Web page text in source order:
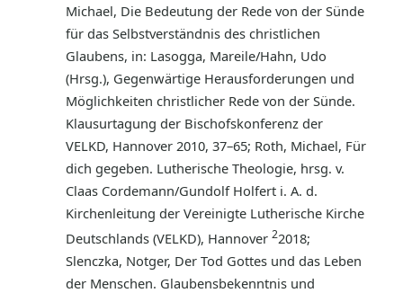
Michael, Die Bedeutung der Rede von der Sünde
für das Selbstverständnis des christlichen
Glaubens, in: Lasogga, Mareile/Hahn, Udo
(Hrsg.), Gegenwärtige Herausforderungen und
Möglichkeiten christlicher Rede von der Sünde.
Klausurtagung der Bischofskonferenz der
VELKD, Hannover 2010, 37–65; Roth, Michael, Für
dich gegeben. Lutherische Theologie, hrsg. v.
Claas Cordemann/Gundolf Holfert i. A. d.
Kirchenleitung der Vereinigte Lutherische Kirche
Deutschlands (VELKD), Hannover 22018;
Slenczka, Notger, Der Tod Gottes und das Leben
der Menschen. Glaubensbekenntnis und